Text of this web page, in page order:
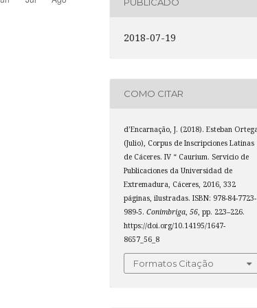
2018-07-19
COMO CITAR
d’Encarnação, J. (2018). Esteban
(Julio), Corpus de Inscripciones Latinas
de Cáceres. IV “ Caurium. Servicio de
Publicaciones da Universidad de
Extremadura, Cáceres, 2016, 332
páginas, ilustradas. ISBN: 978-84-7723-
989-5.Conimbriga ,56 , pp. 223–226.
https://doi.org/10.14195/1647-
8657_56_8
Formatos Citação